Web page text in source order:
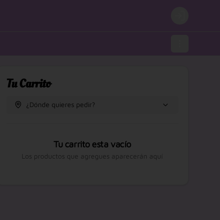
Tu Carrito
¿Dónde quieres pedir?
Tu carrito esta vacío
Los productos que agregues aparecerán aquí